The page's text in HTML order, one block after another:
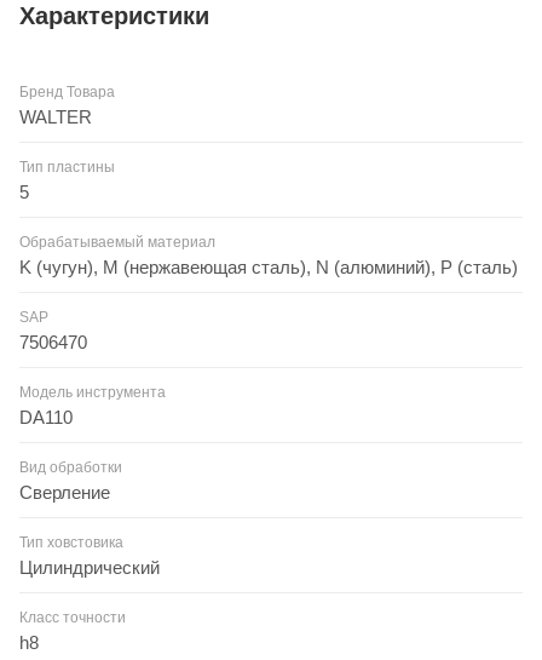
Характеристики
Бренд Товара
WALTER
Тип пластины
5
Обрабатываемый материал
K (чугун), M (нержавеющая сталь), N (алюминий), P (сталь)
SAP
7506470
Модель инструмента
DA110
Вид обработки
Сверление
Тип ховстовика
Цилиндрический
Класс точности
h8